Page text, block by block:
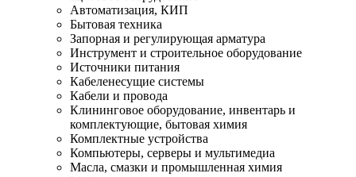
Автоматизация, КИП
Бытовая техника
Запорная и регулирующая арматура
Инструмент и строительное оборудование
Источники питания
Кабеленесущие системы
Кабели и провода
Клининговое оборудование, инвентарь и
комплектующие, бытовая химия
Комплектные устройства
Компьютеры, серверы и мультимедиа
Масла, смазки и промышленная химия